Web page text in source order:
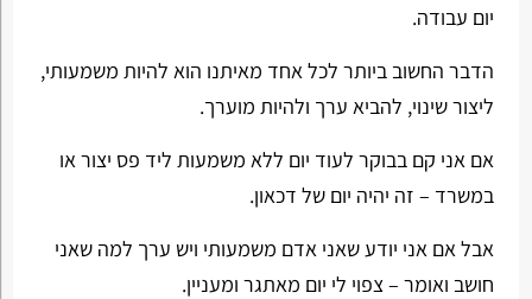
יום עבודה.
הדבר החשוב ביותר לכל אחד מאיתנו הוא להיות משמעותי,
ליצור שינוי, להביא ערך ולהיות מוערך.
אם אני קם בבוקר לעוד יום ללא משמעות ליד פס יצור או
במשרד – זה יהיה יום של דכאון.
אבל אם אני יודע שאני אדם משמעותי ויש ערך למה שאני
חושב ואומר – צפוי לי יום מאתגר ומעניין.